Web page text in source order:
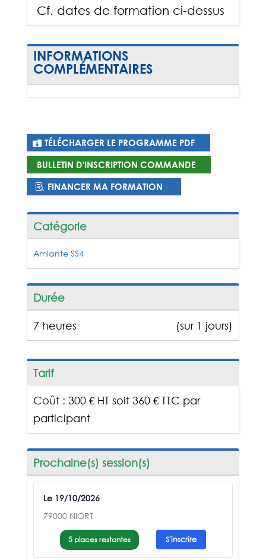
Cf. dates de formation ci-dessus
INFORMATIONS
COMPLÉMENTAIRES
TÉLÉCHARGER LE PROGRAMME PDF
BULLETIN D'INSCRIPTION COMMANDE
FINANCER MA FORMATION
Catégorie
Amiante SS4
Durée
7 heures (sur 1 jours)
Tarif
Coût : 300 € HT soit 360 € TTC par
participant
Prochaine(s) session(s)
Le 19/10/2026
79000 NIORT
5 places restantes S'inscrire